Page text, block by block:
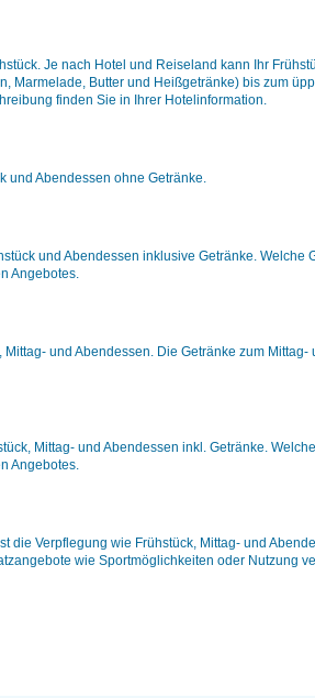
Je nach Hotel und Reiseland kann Ihr
Marmelade, Butter und Heißgetränke) bis zum
finden Sie in Ihrer Hotelinformation.
und Abendessen ohne Getränke.
und Abendessen inklusive Getränke. Welche
Angebotes.
und Abendessen. Die Getränke zum Mittag-
Mittag- und Abendessen inkl. Getränke.
Angebotes.
die Verpflegung wie Frühstück, Mittag- und
wie Sportmöglichkeiten oder Nutzung